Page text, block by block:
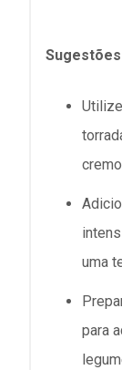
uma
para